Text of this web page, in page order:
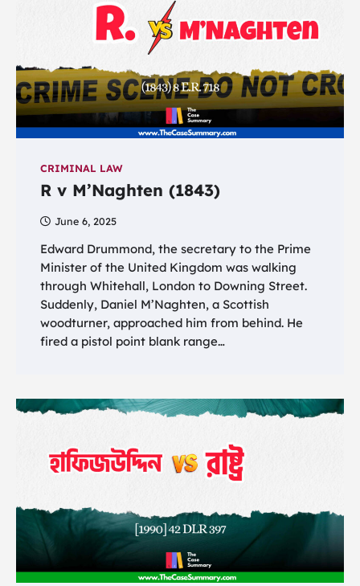
CRIMINAL LAW
R v M’Naghten (1843)
June 6, 2025
Edward Drummond, the secretary to the Prime
Minister of the United Kingdom was walking
through Whitehall, London to Downing Street.
Suddenly, Daniel M’Naghten, a Scottish
woodturner, approached him from behind. He
fired a pistol point blank range…